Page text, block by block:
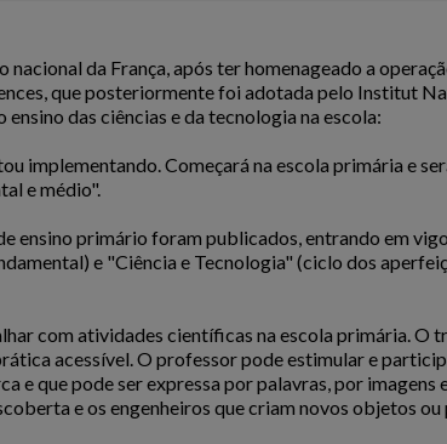
nacional da França, após ter homenageado a
que posteriormente foi adotada pelo Institut
das ciências e da tecnologia na escola:
implementando. Começará na escola primária e
e médio".
ensino primário foram publicados, entrando em
e "Ciência e Tecnologia" (ciclo dos
com atividades científicas na escola primária. O
acessível. O professor pode estimular e
e que pode ser expressa por palavras, por imagens
e os engenheiros que criam novos objetos